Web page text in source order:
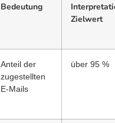
Bedeutung
Zielwert
Anteil der
zugestellten
E-Mails
über 95 %